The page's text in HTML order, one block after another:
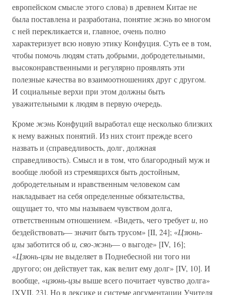
европейском смысле этого слова) в древнем Китае не
была поставлена и разработана, понятиежэньво многом
с ней перекликается и, главное, очень полно
характеризует всю новую этику Конфуция. Суть ее в том,
чтобы помочь людям стать добрыми, добродетельными,
высоконравственными и регулярно проявлять эти
полезные качества во взаимоотношениях друг с другом.
И социальные верхи при этом должны быть
уважительными к людям в первую очередь.
КромежэньКонфуций выработал еще несколько близких
к нему важных понятий. Из них стоит прежде всего
назвать и (справедливость, долг, должная
справедливость). Смысл и в том, что благородный муж и
вообще любой из стремящихся быть достойным,
добродетельным и нравственным человеком сам
накладывает на себя определенные обязательства,
ощущает то, что мы называем чувством долга,
ответственным отношением. «Видеть, чего требуети, но
бездействовать— значит быть трусом» [II, 24]; «Цзюнь-
цзызаботится оби, сяо-жэнь— о выгоде» [IV, 16];
«Цзюнь-цзыне выделяет в Поднебесной ни того ни
другого; он действует так, как велит ему долг» [IV, 10]. И
вообще, «цзюнь-цзывыше всего почитает чувство долга»
[XVII, 23]. Но в лексике и системе аргументации Учителя